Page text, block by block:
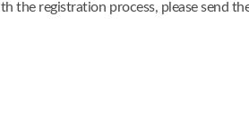
the registration process, please send